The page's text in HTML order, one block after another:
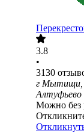
3.8
•
3130
г Мытищи,
Алтуфьево
Можно без